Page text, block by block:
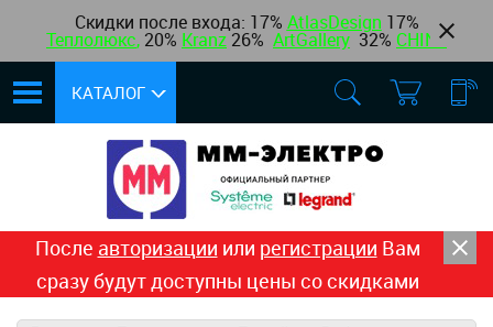
Скидки после входа: 17% AtlasDesign 17%
Теплолюкс, 20% Kranz 26% ArtGallery 32% CHINT
КАТАЛОГ
После авторизации или регистрации Вам
сразу будут доступны цены со скидками